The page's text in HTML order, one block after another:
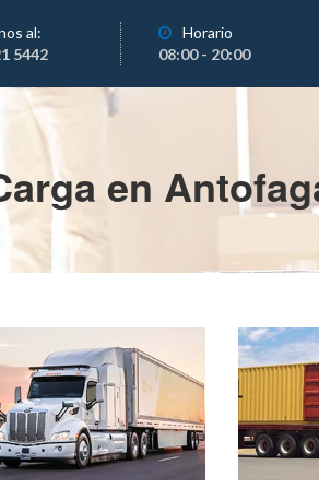
al:
5442
Horario
08:00 - 20:00
en